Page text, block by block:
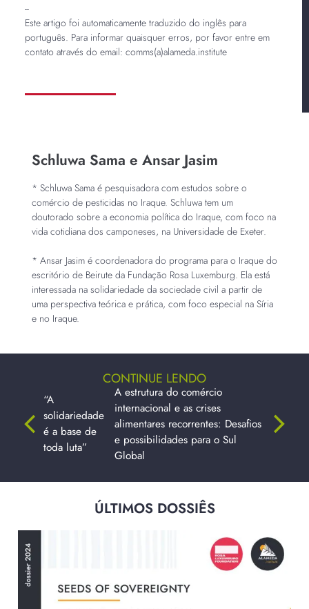
--
Este artigo foi automaticamente traduzido do inglês para
português. Para informar quaisquer erros, por favor entre em
contato através do email: comms(a)alameda.institute
Schluwa Sama e Ansar Jasim
* Schluwa Sama é pesquisadora com estudos sobre o
comércio de pesticidas no Iraque. Schluwa tem um
doutorado sobre a economia política do Iraque, com foco na
vida cotidiana dos camponeses, na Universidade de Exeter.
* Ansar Jasim é coordenadora do programa para o Iraque do
escritório de Beirute da Fundação Rosa Luxemburg. Ela está
interessada na solidariedade da sociedade civil a partir de
uma perspectiva teórica e prática, com foco especial na Síria
e no Iraque.
CONTINUE LENDO
“A
solidariedade
é a base de
toda luta”
A estrutura do comércio
internacional e as crises
alimentares recorrentes: Desafios
e possibilidades para o Sul
Global
ÚLTIMOS DOSSIÊS